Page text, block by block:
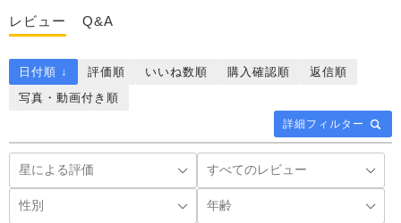
レビュー Q&A
詳細フィルター
日付順 ↓ 評価順 いいね数順 購入確認順
返信順
写真・動画付き順